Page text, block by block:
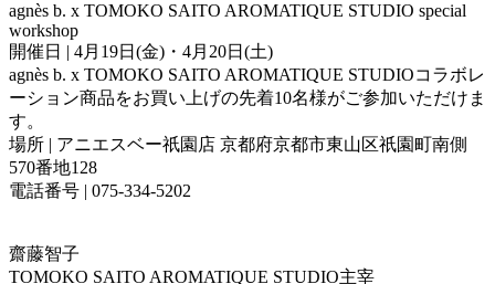
agnès b. x TOMOKO SAITO AROMATIQUE STUDIO special
workshop
開催日 | 4月19日(金)・4月20日(土)
agnès b. x TOMOKO SAITO AROMATIQUE STUDIOコラボレ
ーション商品をお買い上げの先着10名様がご参加いただけま
す。
場所 | アニエスベー祇園店 京都府京都市東山区祇園町南側
570番地128
電話番号 | 075-334-5202
齋藤智子
TOMOKO SAITO AROMATIQUE STUDIO主宰